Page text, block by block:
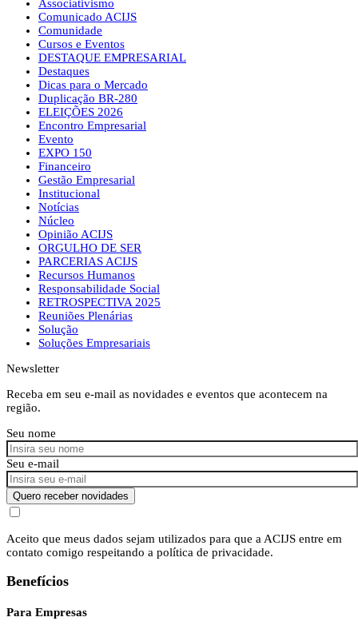
Associativismo
Comunicado ACIJS
Comunidade
Cursos e Eventos
DESTAQUE EMPRESARIAL
Destaques
Dicas para o Mercado
Duplicação BR-280
ELEIÇÕES 2026
Encontro Empresarial
Evento
EXPO 150
Financeiro
Gestão Empresarial
Institucional
Notícias
Núcleo
Opinião ACIJS
ORGULHO DE SER
PARCERIAS ACIJS
Recursos Humanos
Responsabilidade Social
RETROSPECTIVA 2025
Reuniões Plenárias
Solução
Soluções Empresariais
Newsletter
Receba em seu e-mail as novidades e eventos que acontecem na
região.
Seu nome
Seu e-mail
Quero receber novidades
Aceito que meus dados sejam utilizados para que a ACIJS entre em
contato comigo respeitando a política de privacidade.
Benefícios
Para Empresas